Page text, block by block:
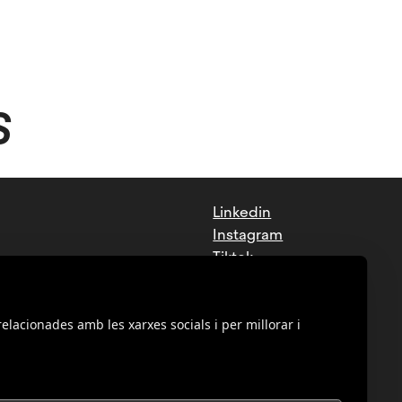
Linkedin
Instagram
Tiktok
amb les xarxes socials i per millorar i